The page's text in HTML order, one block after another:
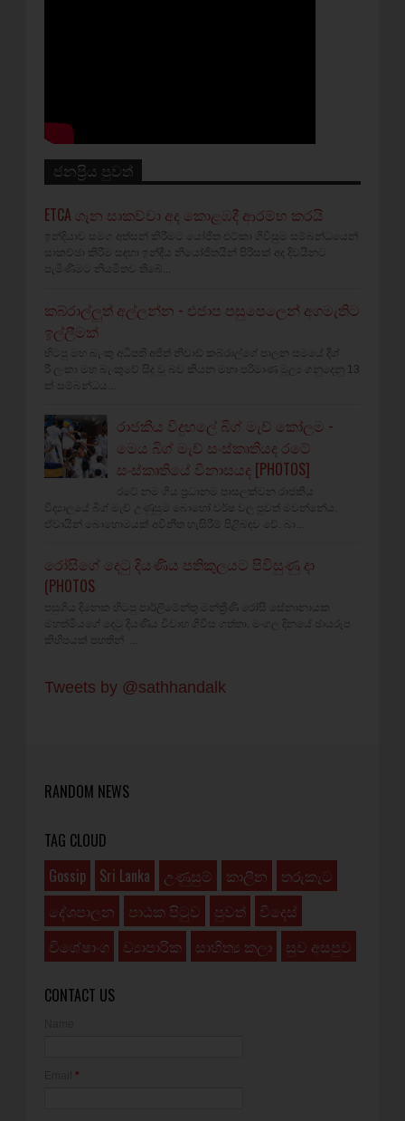
ජනප්‍රිය පුවත්
ETCA ගැන සාකච්චා අද කොළඹදී ආරම්භ කරයි
ඉන්දියාව සමග අත්සන් කිරීමට යෝජිත එට්කා ගිවිසුම සම්බන්ධයෙන්
සාකච්ඡා කිරීම සඳහා ඉන්දීය නියෝජිතයින් පිරිසක් අද දිවයිනට
පැමිණීමට නියමිතව තිබේ...
කබ්රාල්ලුත් අල්ලන්න - එජාප පසුපෙලෙන් අගමැතිට
ඉල්ලීමක්
හිටපු මහ බැංකු අධිපති අජිත් නිවාඩ් කබ්රාල්ගේ පාලන සමයේ දීශ්‍
රී ලංකා මහ බැංකුවේ සිදු වූ බව කියන මහා පරිමාණ මූල්‍ය ගනුදෙනු 13
ක් සම්බන්ධය...
රාජකීය විදුහලේ බිග් මැච් කෝලම -
මෙය බිග් මැච් සංස්කෘතියද රටේ
සංස්කෘතියේ විනාසයද [PHOTOS]
රටේ නම ගිය ප්‍රධානම පාසලක්වන රාජකීය
විද්‍යාලයේ බිග් මැච් උණුසුම බොහෝ වර්ෂ වල පුවත් මවන්නේය.
ඒවායින් බොහොමයක් අවිනීත හැසිරීම් පිළිබඳව වේ. බා...
රෝසිගේ දෙටු දියණිය පතිකුලයට පිවිසුණු දා
(PHOTOS
පසුගිය දිනෙක හිටපු පාර්ලිමේන්තු මන්ත්‍රීණි රෝසි සේනානායක
මහත්මියගේ දෙටු දියණිය විවාහ ගිවිස ගත්තා. මංගල දිනයේ ඡායරූප
කිහිපයක් පහතින් ...
Tweets by @sathhandalk
RANDOM NEWS
TAG CLOUD
Gossip
Sri Lanka උණුසුම් කාලීන
තරුකැට
දේශපාලන
පාඨක පිටුව පුවත්
විදෙස්
විශේෂාංග
ව්‍යාපාරික සාහිත්‍ය කලා සුව අසපුව
CONTACT US
*